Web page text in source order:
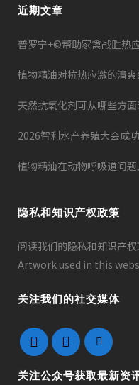
近期文章
普罗宁+©帮助家禽战胜热
植物精油对抗热应激的清爽
天然抗氧化剂可从哪些方面
2026智利水产养殖大会成功
植物精油在动物呼吸道问题
隐私和知识产权政策
阅读我们的隐私和知识产
Artwork used in this
关注我们的社交媒体
关注公众号获取最新资